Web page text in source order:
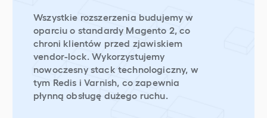
Wszystkie rozszerzenia budujemy w
oparciu o standardy Magento 2, co
chroni klientów przed zjawiskiem
vendor-lock. Wykorzystujemy
nowoczesny stack technologiczny, w
tym Redis i Varnish, co zapewnia
płynną obsługę dużego ruchu.